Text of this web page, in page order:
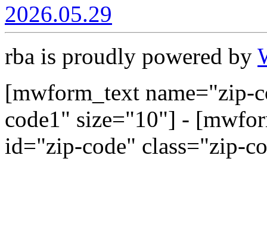
2026.05.29
rba is proudly powered by
[mwform_text name="zip-
code1" size="10"] -
id="zip-code" class="zip-